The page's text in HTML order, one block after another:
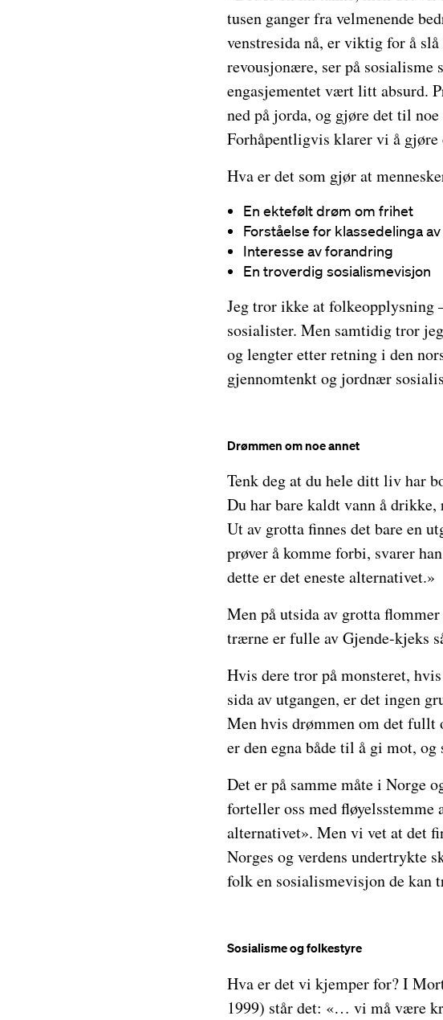
tusen ganger fra velmenende
venstresida nå, er viktig for å
revousjonære, ser på
engasjementet vært litt absurd.
ned på jorda, og gjøre det til
Forhåpentligvis klarer vi å
Hva er det som gjør at
En ektefølt drøm om frihet
Forståelse for klassedelinga
Interesse av forandring
En troverdig sosialismevisjon
Jeg tror ikke at folkeopplysning
sosialister. Men samtidig tror
og lengter etter retning i den
gjennomtenkt og jordnær
Drømmen om noe annet
Tenk deg at du hele ditt liv har
Du har bare kaldt vann å drikke,
Ut av grotta finnes det bare en
prøver å komme forbi, svarer
dette er det eneste alternativet.»
Men på utsida av grotta
trærne er fulle av Gjende-kjeks
Hvis dere tror på monsteret,
sida av utgangen, er det ingen
Men hvis drømmen om det fullt
er den egna både til å gi mot,
Det er på samme måte i Norge
forteller oss med fløyelsstemme
alternativet». Men vi vet at det
Norges og verdens undertrykte
folk en sosialismevisjon de kan
Sosialisme og folkestyre
Hva er det vi kjemper for? I
1999) står det: «… vi må være